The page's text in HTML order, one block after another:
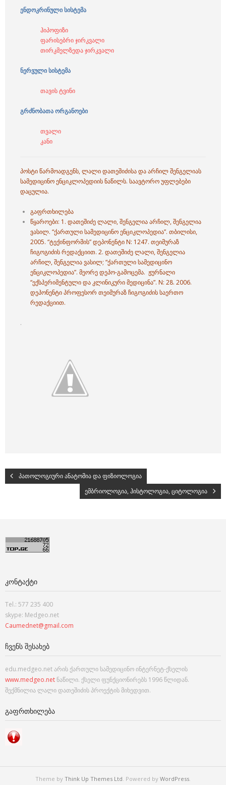
ენდოკრინული სისტემა
ჰიპოფიზი
ფარისებრი ჯირკვალი
თირკმელზედა ჯირკვალი
ნერვული სისტემა
თავის ტვინი
გრძნობათა ორგანოები
თვალი
კანი
პოსტი წარმოადგენს, ლალი დათეშიძისა და არჩილ შენგელიას
სამედიცინო ენციკლოპედიის ნაწილს. საავტორო უფლებები
დაცულია.
გაფრთხილება
წყაროები: 1. დათეშიძე ლალი,შენგელია არჩილ,შენგელია
ვასილ. “ქართული სამედიცინო ენციკლოპედია”. თბილისი,
2005. “ტექინფორმის” დეპონენტი N: 1247. თეიმურაზ
ჩიგოგიძის რედაქციით. 2. დათეშიძე ლალი,შენგელია
არჩილ,შენგელია ვასილ; “ქართული სამედიცინო
ენციკლოპედია”. მეორე დეპო-გამოცემა. ჟურნალი
“ექსპერიმენტული და კლინიკური მედიცინა”. N: 28. 2006.
დეპონენტი პროფესორ თეიმურაზ ჩიგოგიძის საერთო
რედაქციით.
.
პათოლოგიური ანატომია და ფიზიოლოგია
ემბრიოლოგია, ჰისტოლოგია, ციტოლოგია
ᲙᲝᲜᲢᲐᲥᲢᲘ
Tel.: 577 235 400
skype: Medgeo.net
Caumednet@gmail.com
ᲩᲕᲔᲜᲡ ᲨᲔᲡᲐᲮᲔᲑ
edu.medgeo.net არის ქართული სამედიცინო ინტერნეტ-ქსელის
www.medgeo.net ნაწილი. ქსელი ფუნქციონირებს 1996 წლიდან.
შექმნილია ლალი დათეშიძის პროექტის მიხედვით.
ᲒᲐᲤᲠᲗᲮᲘᲚᲔᲑᲐ
Theme by Think Up Themes Ltd. Powered by WordPress.